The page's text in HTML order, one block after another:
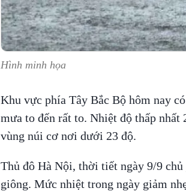
Hình minh họa
Khu vực phía Tây Bắc Bộ hôm nay
mưa to đến rất to. Nhiệt độ thấp nhất
vùng núi cơ nơi dưới 23 độ.
Thủ đô Hà Nội, thời tiết ngày 9/9
giông. Mức nhiệt trong ngày giảm